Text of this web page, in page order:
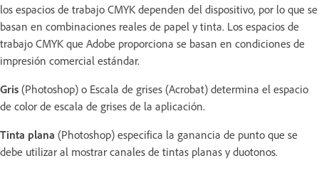
los espacios de trabajo CMYK dependen del dispositivo, por lo que se
basan en combinaciones reales de papel y tinta. Los espacios de
trabajo CMYK que Adobe proporciona se basan en condiciones de
impresión comercial estándar.
Gris (Photoshop) o Escala de grises (Acrobat) determina el espacio
de color de escala de grises de la aplicación.
Tinta plana (Photoshop) especifica la ganancia de punto que se
debe utilizar al mostrar canales de tintas planas y duotonos.